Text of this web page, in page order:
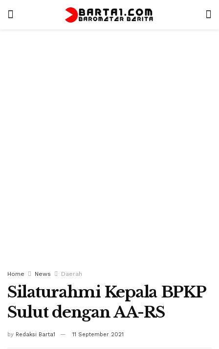
Home News Daerah
Silaturahmi Kepala BPKP
Sulut dengan AA-RS
by Redaksi Barta1 11 September 2021